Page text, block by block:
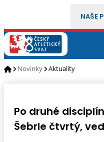
NAŠE
Novinky Aktuality
Po druhé
Šebrle čtvrtý,